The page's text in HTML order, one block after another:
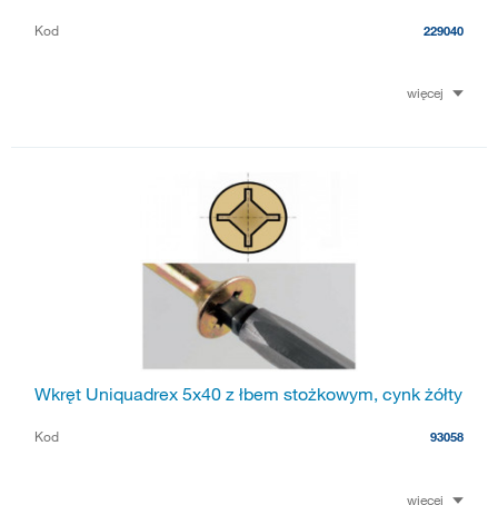
Kod 229040
więcej
Wkręt Uniquadrex 5x40 z łbem stożkowym, cynk żółty
Kod 93058
więcej